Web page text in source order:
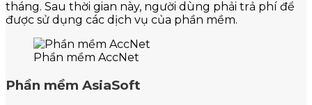
tháng. Sau thời gian này, người dùng phải trả phí để
được sử dụng các dịch vụ của phần mềm.
Phần mềm AccNet
Phần mềm AsiaSoft